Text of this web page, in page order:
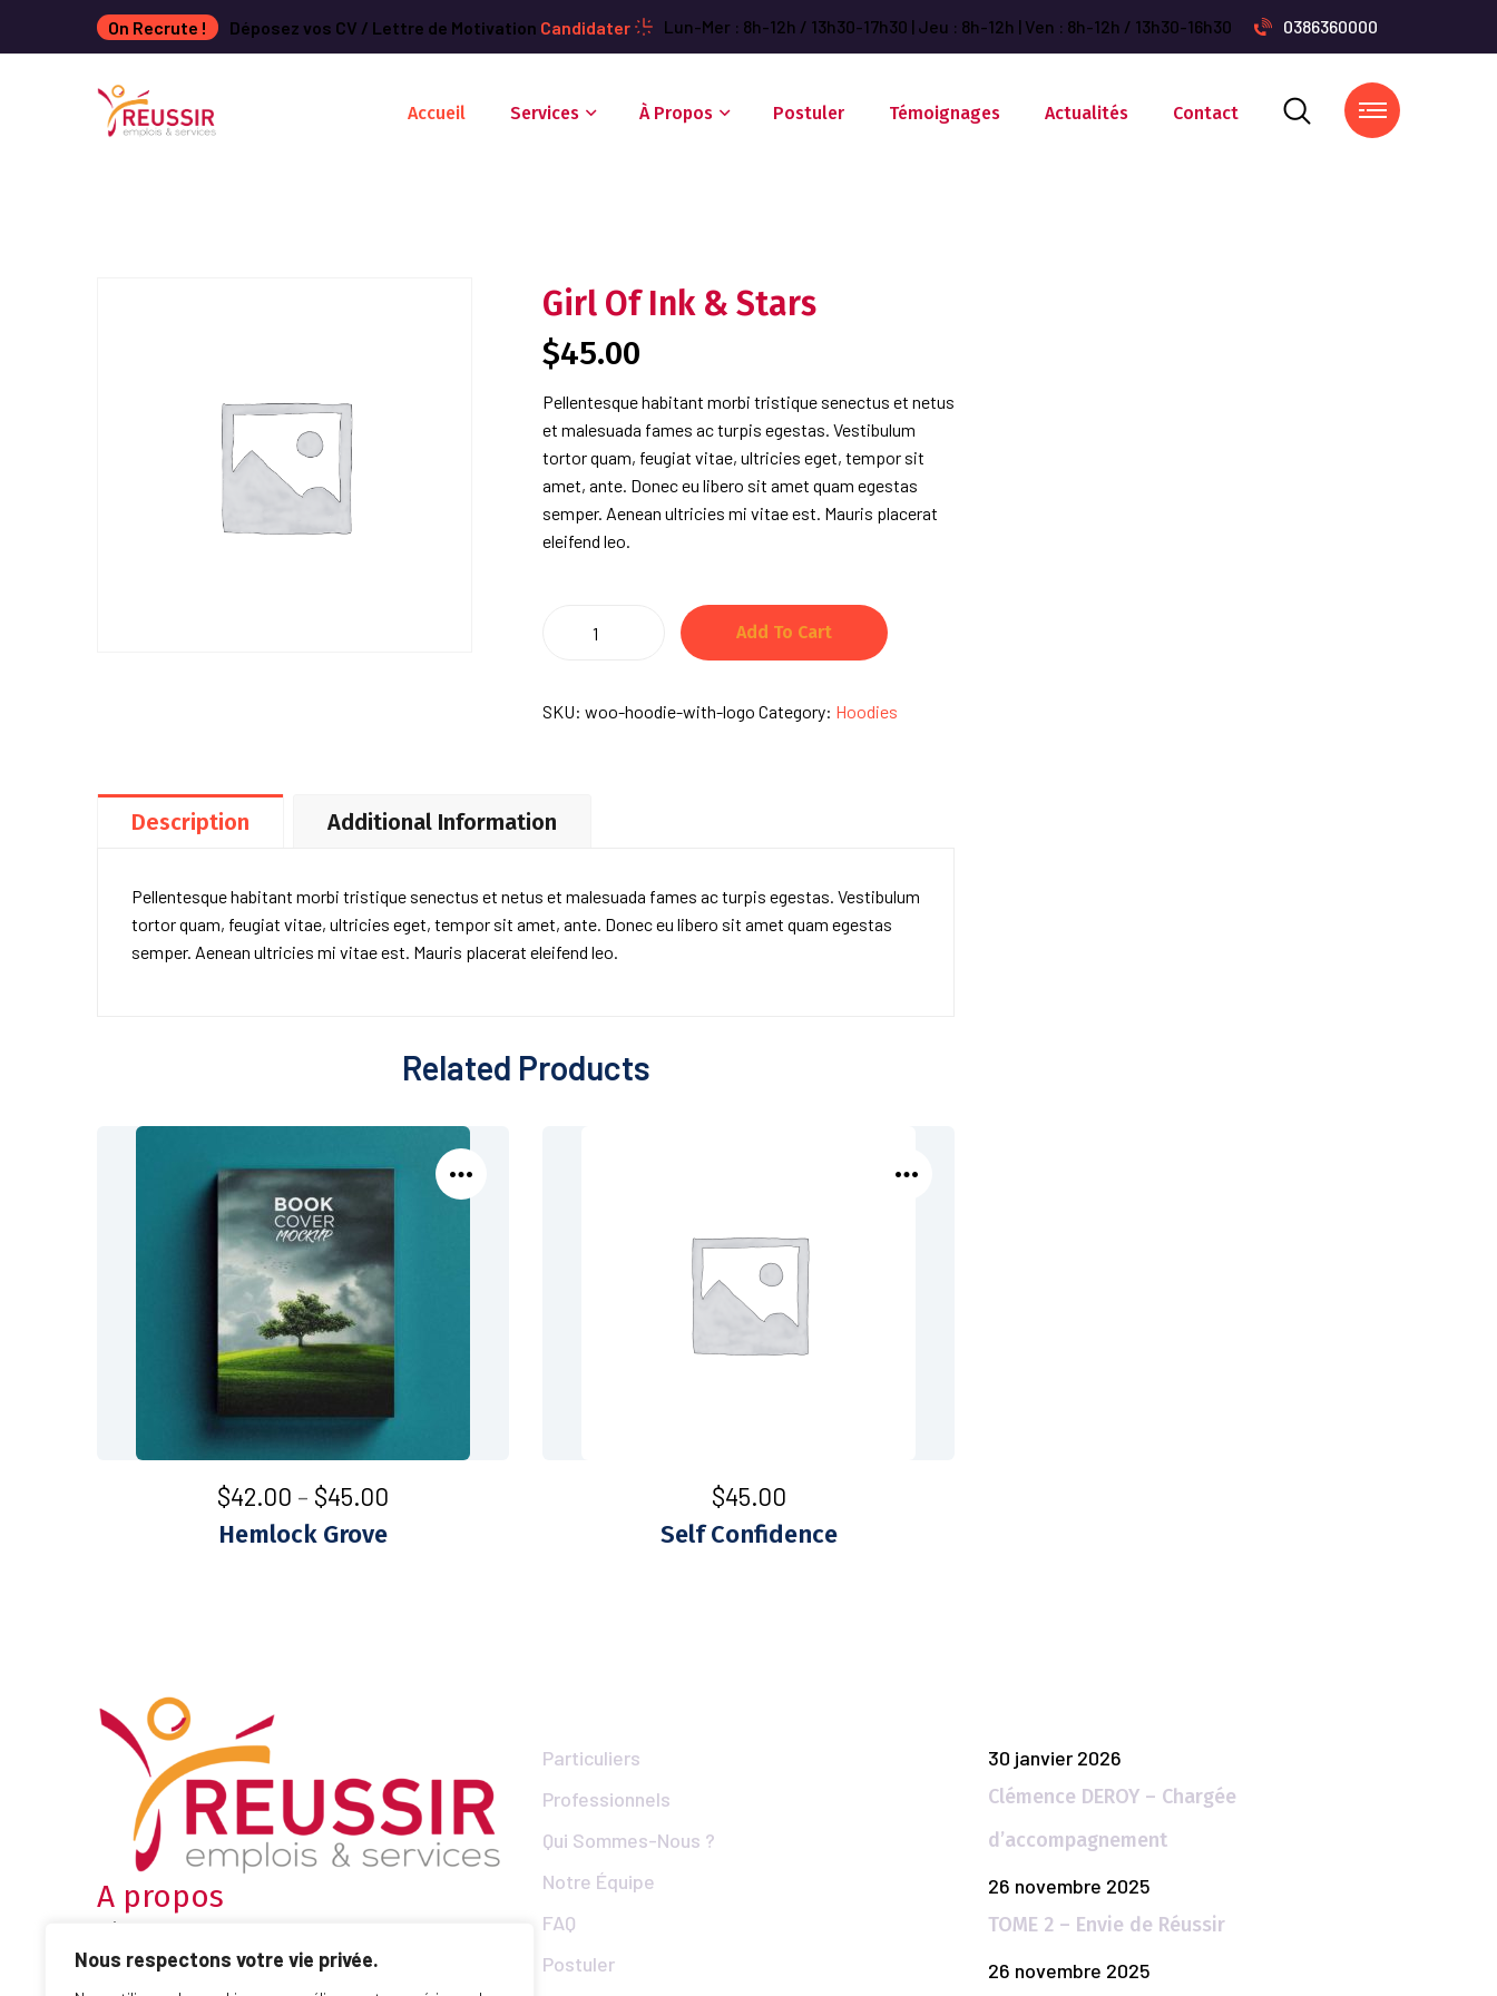
Nous respectons votre vie privée.
On Recrute ! Déposez vos CV / Lettre de Motivation Candidater Lun-Mer : 8h-12h / 13h30-17h30 | Jeu : 8h-12h | Ven : 8h-12h / 13h30-16h30 0386360000
Accueil Services À Propos Postuler Témoignages Actualités Contact
Girl Of Ink & Stars
$45.00
Pellentesque habitant morbi tristique senectus et netus
et malesuada fames ac turpis egestas. Vestibulum
tortor quam, feugiat vitae, ultricies eget, tempor sit
amet, ante. Donec eu libero sit amet quam egestas
semper. Aenean ultricies mi vitae est. Mauris placerat
eleifend leo.
&
Add To Cart
SKU: woo-hoodie-with-logo Category: Hoodies
Description Additional Information
Pellentesque habitant morbi tristique senectus et netus et malesuada fames ac turpis egestas. Vestibulum
tortor quam, feugiat vitae, ultricies eget, tempor sit amet, ante. Donec eu libero sit amet quam egestas
semper. Aenean ultricies mi vitae est. Mauris placerat eleifend leo.
Related Products
$42.00 – $45.00
Hemlock Grove
$45.00
Self Confidence
A propos
leur projet professionnel et plus encore !
Particuliers
Professionnels
Qui Sommes-Nous ?
Notre Équipe
FAQ
Postuler
30 janvier 2026
Clémence DEROY – Chargée
d’accompagnement
26 novembre 2025
TOME 2 – Envie de Réussir
26 novembre 2025